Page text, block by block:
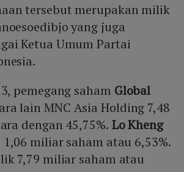
tersebut merupakan milik
yang juga
Ketua Umum Partai
pemegang saham Global
lain MNC Asia Holding 7,48
dengan 45,75%. Lo Kheng
miliar saham atau 6,53%.
7,79 miliar saham atau